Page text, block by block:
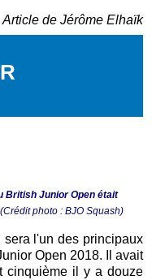
Article de Jérôme Elhaïk
British Junior Open était
(Crédit photo : BJO Squash)
l'un des principaux
Open 2018. Il avait
cinquième il y a douze